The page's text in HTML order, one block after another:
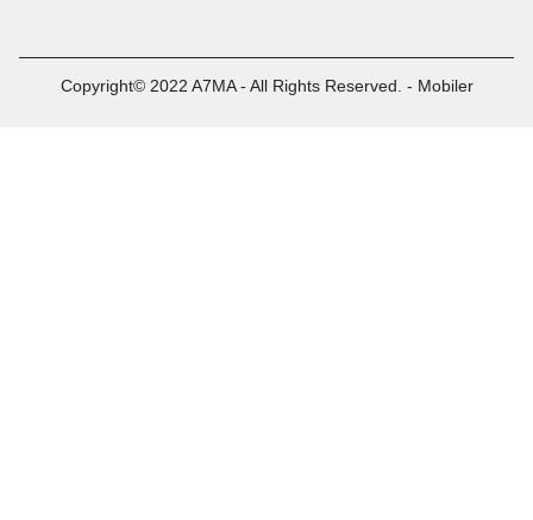
Copyright© 2022 A7MA - All Rights Reserved. - Mobiler